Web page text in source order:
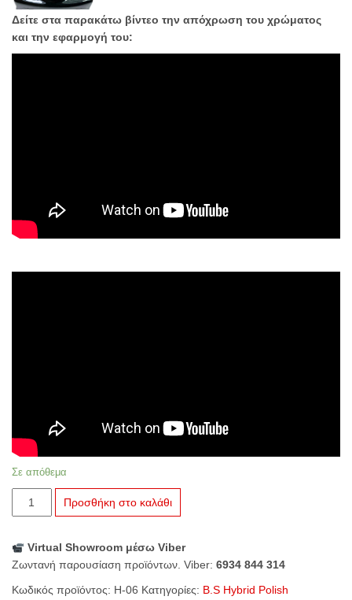
Δείτε στα παρακάτω βίντεο την απόχρωση του χρώματος
και την εφαρμογή του:
Σε απόθεμα
06
Color
ποσότητα
Προσθήκη στο καλάθι
Virtual Showroom μέσω Viber
Ζωντανή παρουσίαση προϊόντων. Viber: 6934 844 314
Κωδικός προϊόντος: H-06 Κατηγορίες: B.S Hybrid Polish